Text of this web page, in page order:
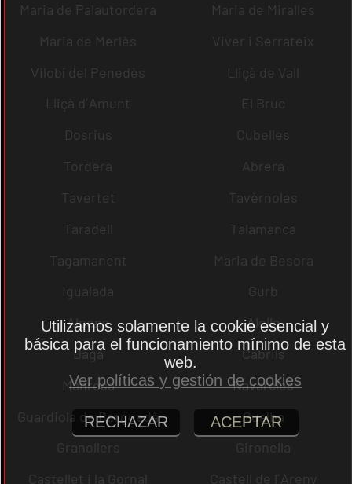
Maria de Palautordera
Maria de Miralles
Maria de Merlès
Viver i Serrateix
Vilobí del Penedès
Lliçà de Vall
Lliçà d´Amunt
El Bruc
Dosrius
Cubelles
Tordera
Abrera
Tavertet
Tavèrnoles
Taradell
Talamanca
Tagamanent
Maria de Besora
Igualada
Gurb
Alpens
Alella
Bagà
Cabrils
Manresa
Navarcles
Guardiola de Berguedà
Gualba
Granollers
Gironella
Castellet i la Gornal
Castell de l´Areny
Utilizamos solamente la cookie esencial y
básica para el funcionamiento mínimo de esta
web.
Ver políticas y gestión de cookies
RECHAZAR ACEPTAR